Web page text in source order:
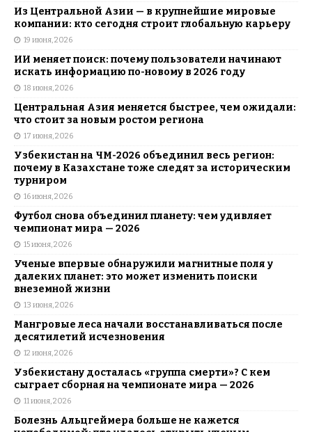
Из Центральной Азии — в крупнейшие мировые
компании: кто сегодня строит глобальную карьеру
19 июня, 2026
ИИ меняет поиск: почему пользователи начинают
искать информацию по-новому в 2026 году
18 июня, 2026
Центральная Азия меняется быстрее, чем ожидали:
что стоит за новым ростом региона
17 июня, 2026
Узбекистан на ЧМ-2026 объединил весь регион:
почему в Казахстане тоже следят за историческим
турниром
16 июня, 2026
Футбол снова объединил планету: чем удивляет
чемпионат мира — 2026
15 июня, 2026
Ученые впервые обнаружили магнитные поля у
далеких планет: это может изменить поиски
внеземной жизни
13 июня, 2026
Мангровые леса начали восстанавливаться после
десятилетий исчезновения
12 июня, 2026
Узбекистану досталась «группа смерти»? С кем
сыграет сборная на чемпионате мира — 2026
11 июня, 2026
Болезнь Альцгеймера больше не кажется